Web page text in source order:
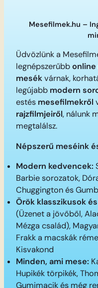
Mesefilmek.hu –
Üdvözlünk a
legnépszerűbbonline
mesékvárnak,
legújabb modern
estés mesefilmekről
rajzfilmjeiről, nálunk
megtalálsz.
Népszerű meséink
Modern kedvencek:
Barbie sorozatok,
Chuggington és
Örök klasszikusok
(Üzenet a jövőből,
Mézga család),
Frakk a macskák
Kisvakond
Minden, ami mese:
Hupikék törpikék,
Gumimacik és még